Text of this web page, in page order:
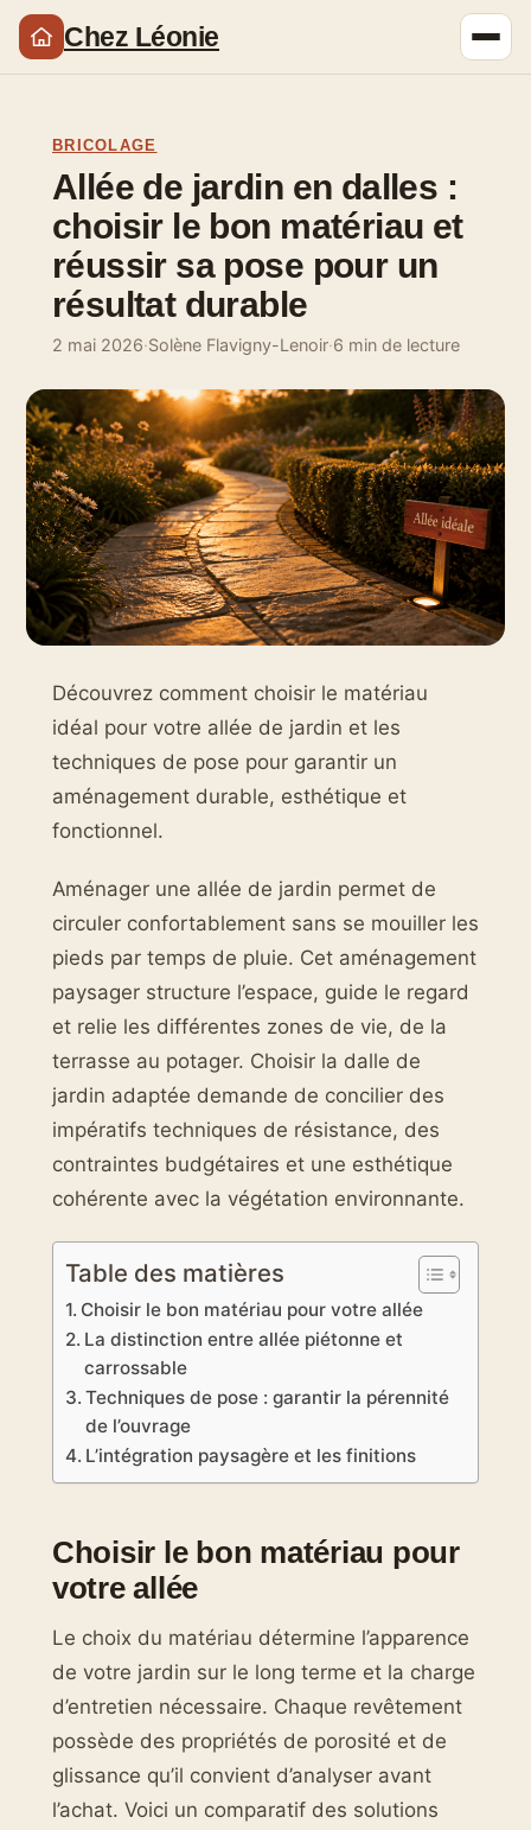
Chez Léonie
BRICOLAGE
Allée de jardin en dalles :
choisir le bon matériau et
réussir sa pose pour un
résultat durable
2 mai 2026·Solène Flavigny-Lenoir·6 min de lecture
Découvrez comment choisir le matériau
idéal pour votre allée de jardin et les
techniques de pose pour garantir un
aménagement durable, esthétique et
fonctionnel.
Aménager une allée de jardin permet de
circuler confortablement sans se mouiller les
pieds par temps de pluie. Cet aménagement
paysager structure l’espace, guide le regard
et relie les différentes zones de vie, de la
terrasse au potager. Choisir la dalle de
jardin adaptée demande de concilier des
impératifs techniques de résistance, des
contraintes budgétaires et une esthétique
cohérente avec la végétation environnante.
Table des matières
Choisir le bon matériau pour votre allée
La distinction entre allée piétonne et
carrossable
Techniques de pose : garantir la pérennité
de l’ouvrage
L’intégration paysagère et les finitions
Choisir le bon matériau pour
votre allée
Le choix du matériau détermine l’apparence
de votre jardin sur le long terme et la charge
d’entretien nécessaire. Chaque revêtement
possède des propriétés de porosité et de
glissance qu’il convient d’analyser avant
l’achat. Voici un comparatif des solutions